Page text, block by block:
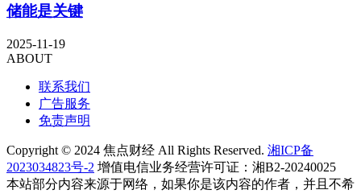
储能是关键
2025-11-19
ABOUT
联系我们
广告服务
免责声明
Copyright © 2024 焦点财经 All Rights Reserved. 湘ICP备
2023034823号-2 增值电信业务经营许可证：湘B2-20240025
本站部分内容来源于网络，如果你是该内容的作者，并且不希